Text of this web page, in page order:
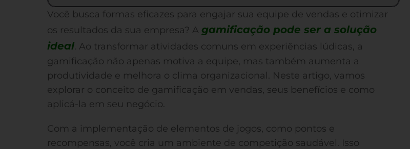
Você busca formas eficazes para engajar sua equipe de vendas e otimizar
os resultados da sua empresa? A gamificação pode ser a solução
ideal. Ao transformar atividades comuns em experiências lúdicas, a
gamificação não apenas motiva a equipe, mas também aumenta a
produtividade e melhora o clima organizacional. Neste artigo, vamos
explorar o conceito de gamificação em vendas, seus benefícios e como
aplicá-la em seu negócio.
Com a implementação de elementos de jogos, como pontos e
recompensas, você cria um ambiente de competição saudável. Isso